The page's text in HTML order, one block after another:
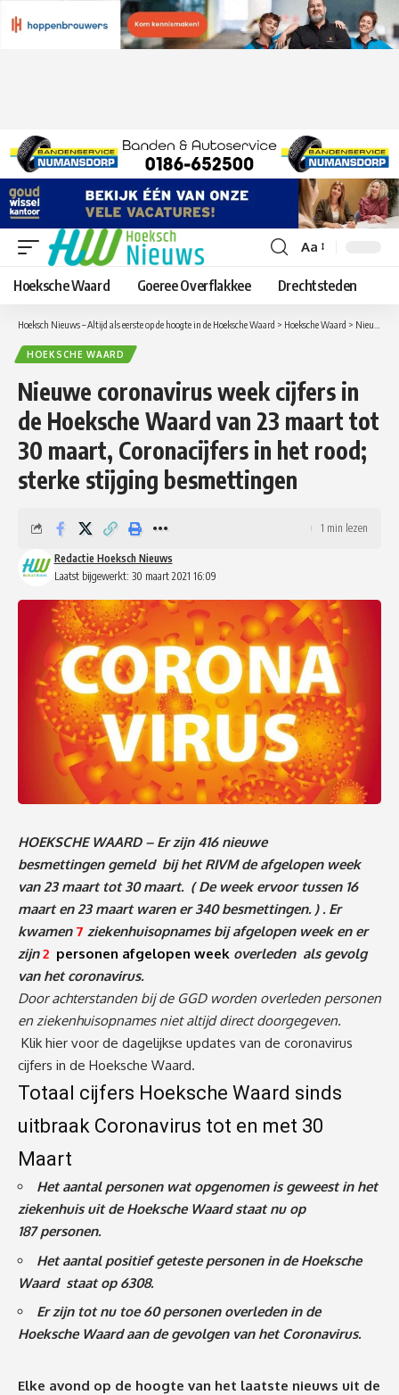
Lettergrootte
aanpassen
Aa
Hoeksche Waard Goeree Overflakkee Drechtsteden
Hoeksch Nieuws – Altijd als eerste op de hoogte in de Hoeksche Waard > Hoeksche Waard > Nieuwe coronavirus week cijfers in de Hoeksche Waard van 23 maart tot 30 maart, Coronacijfers in het rood; sterke stijging besmettingen
HOEKSCHE WAARD
Nieuwe coronavirus week cijfers in
de Hoeksche Waard van 23 maart tot
30 maart, Coronacijfers in het rood;
sterke stijging besmettingen
Laatst bijgewerkt: 30 maart 2021 16:09
Redactie Hoeksch Nieuws
1 min lezen
HOEKSCHE WAARD – Er zijn 416 nieuwe
besmettingen gemeld bij het RIVM de afgelopen week
van 23 maart tot 30 maart. ( De week ervoor tussen 16
maart en 23 maart waren er 340 besmettingen. ) . Er
kwamen 7 ziekenhuisopnames bij afgelopen week en er
zijn2 personen afgelopen week overleden als gevolg
van het coronavirus.
Door achterstanden bij de GGD worden overleden personen
en ziekenhuisopnames niet altijd direct doorgegeven.
Klik hier voor de dagelijkse updates van de coronavirus
cijfers in de Hoeksche Waard.
Totaal cijfers Hoeksche Waard sinds
uitbraak Coronavirus tot en met 30
Maart
Het aantal personen wat opgenomen is geweest in het
ziekenhuis uit de Hoeksche Waard staat nu op
187personen.
Het aantal positief geteste personen in de Hoeksche
Waard staat op 6308.
Er zijn tot nu toe 60 personen overleden in de
Hoeksche Waard aan de gevolgen van het Coronavirus.
Elke avond op de hoogte van het laatste nieuws uit de